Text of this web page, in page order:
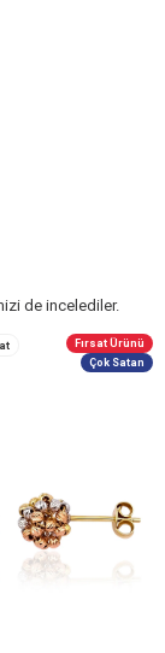
de incelediler.
Fırsat Ürünü
Çok Satan